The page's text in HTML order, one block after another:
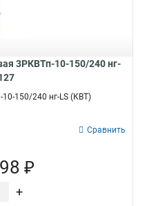
3РКВТп-10-150/240 нг-
150/240 нг-LS (КВТ)
Сравнить
₽
+